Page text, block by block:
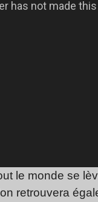
le monde se
retrouvera